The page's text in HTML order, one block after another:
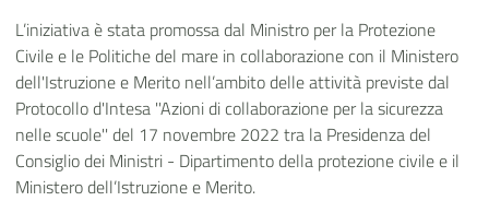
L’iniziativa è stata promossa dal Ministro per la Protezione
Civile e le Politiche del mare in collaborazione con il Ministero
dell'Istruzione e Merito nell’ambito delle attività previste dal
Protocollo d'Intesa ''Azioni di collaborazione per la sicurezza
nelle scuole'' del 17 novembre 2022 tra la Presidenza del
Consiglio dei Ministri - Dipartimento della protezione civile e il
Ministero dell’Istruzione e Merito.